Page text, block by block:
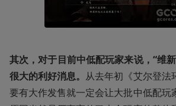
其次，对于目前中低配玩家来说，“维
很大的利好消息。 从去年初《艾尔登法
要有大作发售就一定会让大批中低配玩